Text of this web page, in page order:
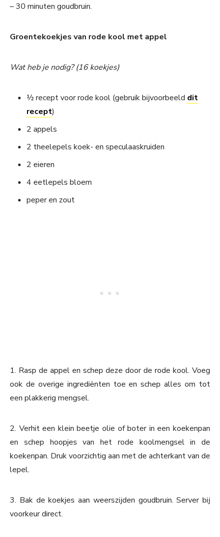
– 30 minuten goudbruin.
Groentekoekjes van rode kool met appel
Wat heb je nodig? (16 koekjes)
½ recept voor rode kool (gebruik bijvoorbeeld dit
recept)
2 appels
2 theelepels koek- en speculaaskruiden
2 eieren
4 eetlepels bloem
peper en zout
1. Rasp de appel en schep deze door de rode kool. Voeg
ook de overige ingrediënten toe en schep alles om tot
een plakkerig mengsel.
2. Verhit een klein beetje olie of boter in een koekenpan
en schep hoopjes van het rode koolmengsel in de
koekenpan. Druk voorzichtig aan met de achterkant van de
lepel.
3. Bak de koekjes aan weerszijden goudbruin. Server bij
voorkeur direct.